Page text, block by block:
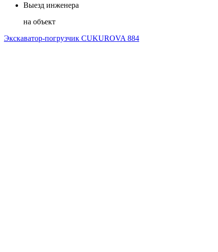
Выезд инженера
на объект
Экскаватор-погрузчик CUKUROVA 884